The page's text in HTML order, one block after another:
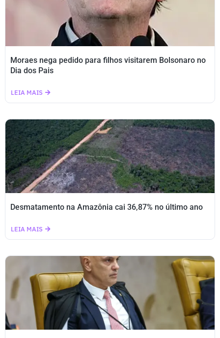
Moraes nega pedido para filhos visitarem Bolsonaro no
Dia dos Pais
LEIA MAIS
Desmatamento na Amazônia cai 36,87% no último ano
LEIA MAIS